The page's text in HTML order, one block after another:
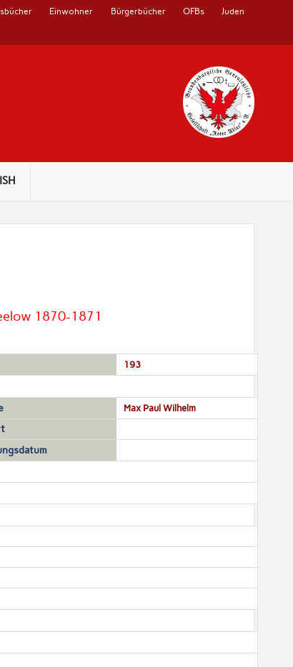
Einwohner Bürgerbücher OFBs Juden
1870-1871
193
Max Paul Wilhelm